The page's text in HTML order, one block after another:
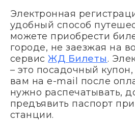
Электронная
удобный способ
можете приобрести
городе, не заезжая на
сервисЖД Билеты.
– это посадочный
вам на e-mail после
нужно распечатывать,
предъявить паспорт
станции.